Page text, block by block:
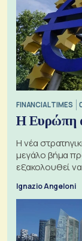
FINANCIAL TIMES
Η Ευρώπη
Η νέα
μεγάλο βήμα
εξακολουθεί
Ignazio Angeloni